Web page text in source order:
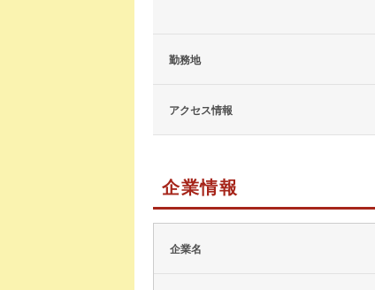
勤務地
アクセス情報
企業情報
企業名